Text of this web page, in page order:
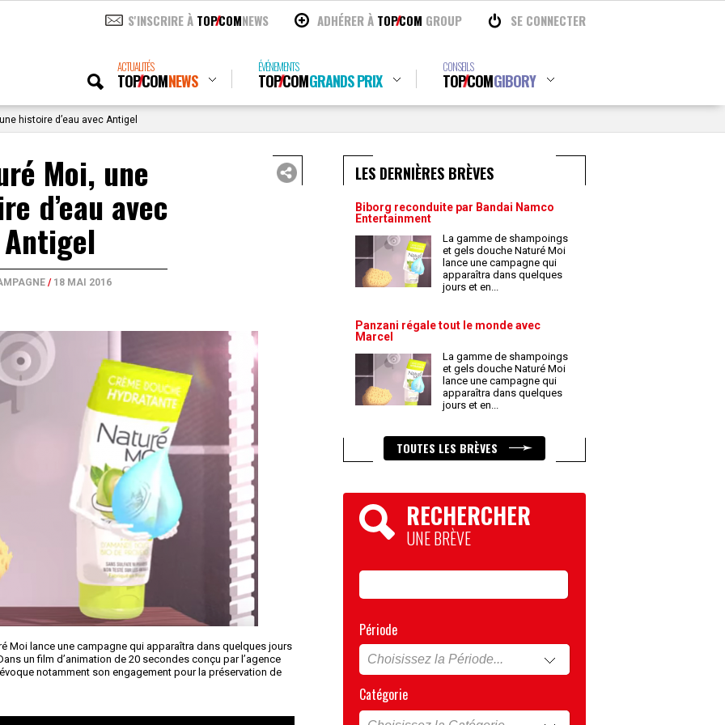
S'INSCRIRE À TOPCOMNEWS ADHÉRER À TOPCOM GROUP SE CONNECTER
ACTUALITÉS
TOPCOMNEWS
ÉVÉNEMENTS
TOPCOMGRANDS PRIX
CONSEILS
TOPCOMGIBORY
histoire d’eau avec Antigel
Moi, une
d’eau avec
Antigel
/ 18 MAI 2016
Moi lance une campagne qui apparaîtra dans quelques jours
un film d’animation de 20 secondes conçu par l’agence
notamment son engagement pour la préservation de
LES DERNIÈRES BRÈVES
Biborg reconduite par Bandai Namco
Entertainment
La gamme de shampoings
et gels douche Naturé Moi
lance une campagne qui
apparaîtra dans quelques
jours et en...
Panzani régale tout le monde avec
Marcel
La gamme de shampoings
et gels douche Naturé Moi
lance une campagne qui
apparaîtra dans quelques
jours et en...
TOUTES LES BRÈVES
RECHERCHER
UNE BRÈVE
Période
Catégorie